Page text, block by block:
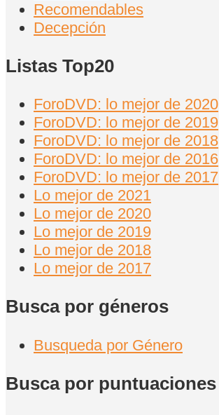
Recomendables
Decepción
Listas Top20
ForoDVD: lo mejor de 2020
ForoDVD: lo mejor de 2019
ForoDVD: lo mejor de 2018
ForoDVD: lo mejor de 2016
ForoDVD: lo mejor de 2017
Lo mejor de 2021
Lo mejor de 2020
Lo mejor de 2019
Lo mejor de 2018
Lo mejor de 2017
Busca por géneros
Busqueda por Género
Busca por puntuaciones